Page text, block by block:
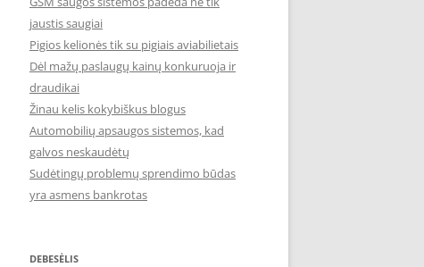
jaustis saugiai
Pigios kelionės tik su pigiais aviabilietais
Dėl mažų paslaugų kainų konkuruoja ir
draudikai
Žinau kelis kokybiškus blogus
Automobilių apsaugos sistemos, kad
galvos neskaudėtų
Sudėtingų problemų sprendimo būdas
yra asmens bankrotas
DEBESĖLIS